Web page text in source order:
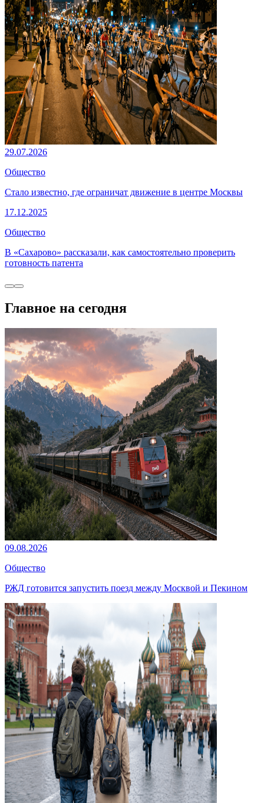
29.07.2026
Общество
Стало известно, где ограничат движение в центре Москвы
17.12.2025
Общество
В «Сахарово» рассказали, как самостоятельно проверить
готовность патента
Главное на сегодня
09.08.2026
Общество
РЖД готовится запустить поезд между Москвой и Пекином